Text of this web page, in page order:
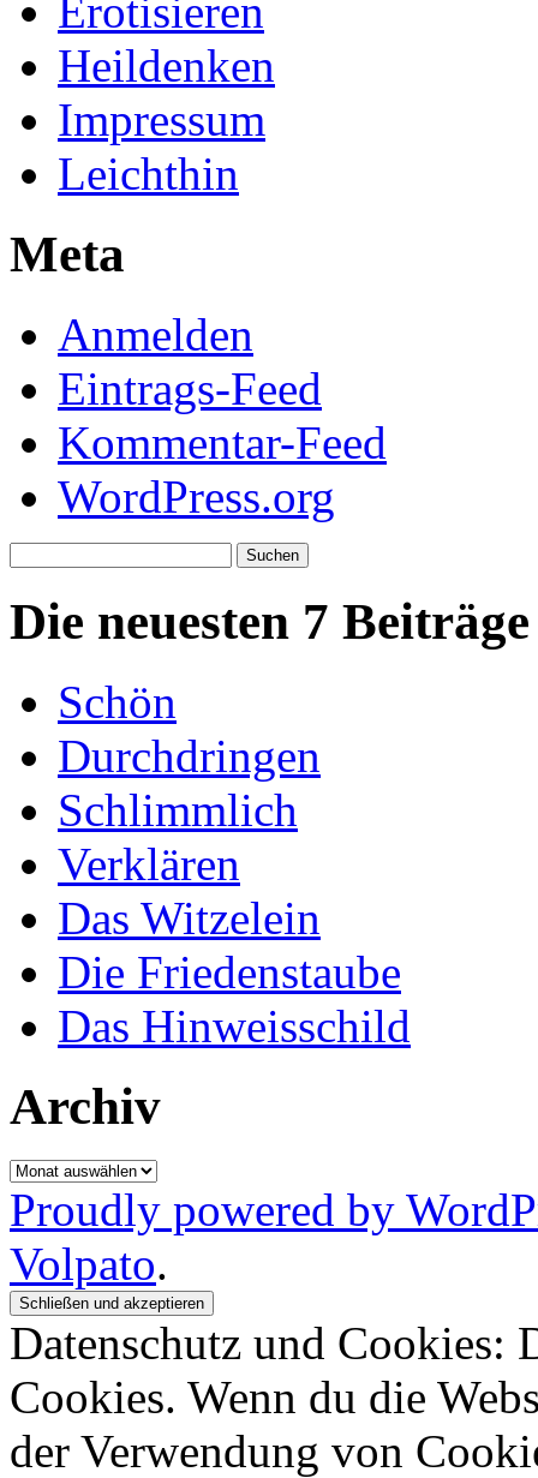
Erotisieren
Heildenken
Impressum
Leichthin
Meta
Anmelden
Eintrags-Feed
Kommentar-Feed
WordPress.org
nach:
Die neuesten 7 Beiträge
Schön
Durchdringen
Schlimmlich
Verklären
Das Witzelein
Die Friedenstaube
Das Hinweisschild
Archiv
Archiv
Proudly powered by
Volpato.
Datenschutz und Cookies:
Cookies. Wenn du die
der Verwendung von